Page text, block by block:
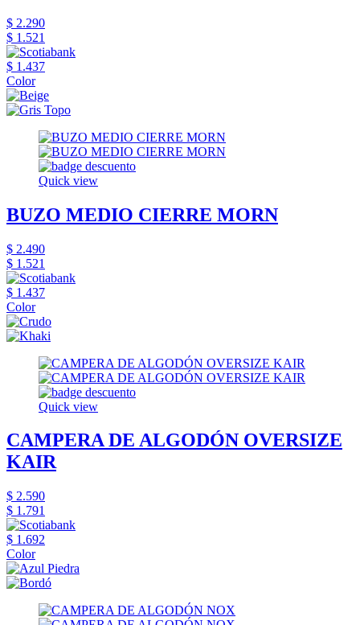
$ 2.290
$ 1.521
$ 1.437
Color
Quick view
BUZO MEDIO CIERRE MORN
$ 2.490
$ 1.521
$ 1.437
Color
Quick view
CAMPERA DE ALGODÓN OVERSIZE
KAIR
$ 2.590
$ 1.791
$ 1.692
Color